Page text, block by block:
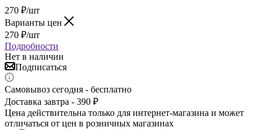
270 ₽/шт
Варианты цен
270 ₽/шт
Подробности
Нет в наличии
Подписаться
Самовывоз сегодня - бесплатно
Доставка завтра - 390 ₽
Цена действительна только для интернет-магазина и может
отличаться от цен в розничных магазинах